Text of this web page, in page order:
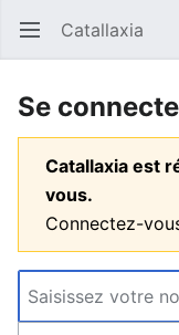
Ouvrir le menu principal Catallaxia
Se
Catallaxia est
vous.
Connectez-